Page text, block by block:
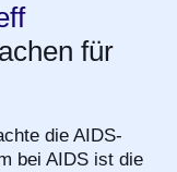
für
die AIDS-
bei AIDS ist die